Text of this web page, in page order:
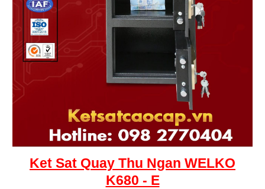
Ket Sat Quay Thu Ngan WELKO
K680 - E